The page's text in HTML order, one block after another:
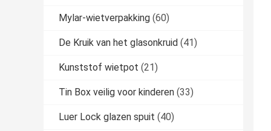
Mylar-wietverpakking (60)
De Kruik van het glasonkruid (41)
Kunststof wietpot (21)
Tin Box veilig voor kinderen (33)
Luer Lock glazen spuit (40)